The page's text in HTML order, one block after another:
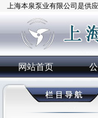
上海本泉泵业有限公司是供
网站首页